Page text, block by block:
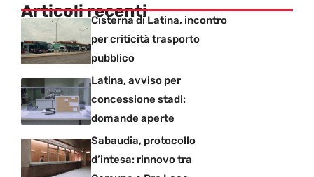
Articoli recentiCisterna di Latina, incontro
per criticità trasporto
pubblico
Latina, avviso per
concessione stadi:
domande aperte
Sabaudia, protocollo
d’intesa: rinnovo tra